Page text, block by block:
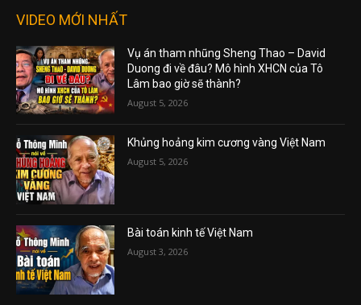
VIDEO MỚI NHẤT
Vụ án tham nhũng Sheng Thao – David
Duong đi về đâu? Mô hình XHCN của Tô
Lâm bao giờ sẽ thành?
August 5, 2026
Khủng hoảng kim cương vàng Việt Nam
August 5, 2026
Bài toán kinh tế Việt Nam
August 3, 2026